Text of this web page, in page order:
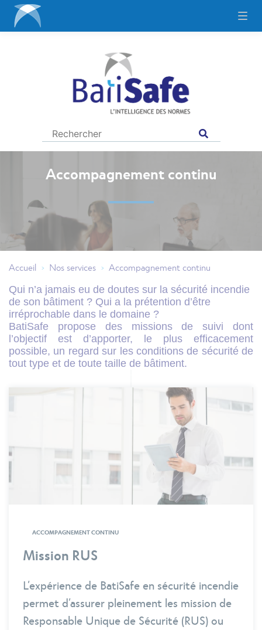
Accompagnement continu
Accueil > Nos services > Accompagnement continu
Qui n’a jamais eu de doutes sur la sécurité incendie
de son bâtiment ? Qui a la prétention d’être
irréprochable dans le domaine ?
BatiSafe propose des missions de suivi dont
l’objectif est d’apporter, le plus efficacement
possible, un regard sur les conditions de sécurité de
tout type et de toute taille de bâtiment.
ACCOMPAGNEMENT CONTINU
Mission RUS
L’expérience de BatiSafe en sécurité incendie
permet d’assurer pleinement les mission de
Responsable Unique de Sécurité (RUS) ou